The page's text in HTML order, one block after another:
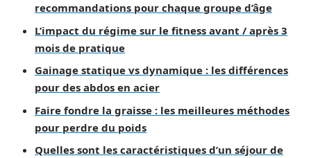
recommandations pour chaque groupe d’âge
L’impact du régime sur le fitness avant / après 3
mois de pratique
Gainage statique vs dynamique : les différences
pour des abdos en acier
Faire fondre la graisse : les meilleures méthodes
pour perdre du poids
Quelles sont les caractéristiques d’un séjour de